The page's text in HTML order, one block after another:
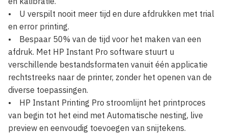
• U verspilt nooit meer tijd en dure afdrukken met trial
en error printing.
• Bespaar 50% van de tijd voor het maken van een
afdruk. Met HP Instant Pro software stuurt u
verschillende bestandsformaten vanuit één applicatie
rechtstreeks naar de printer, zonder het openen van de
diverse toepassingen.
• HP Instant Printing Pro stroomlijnt het printproces
van begin tot het eind met Automatische nesting, live
preview en eenvoudig toevoegen van snijtekens.